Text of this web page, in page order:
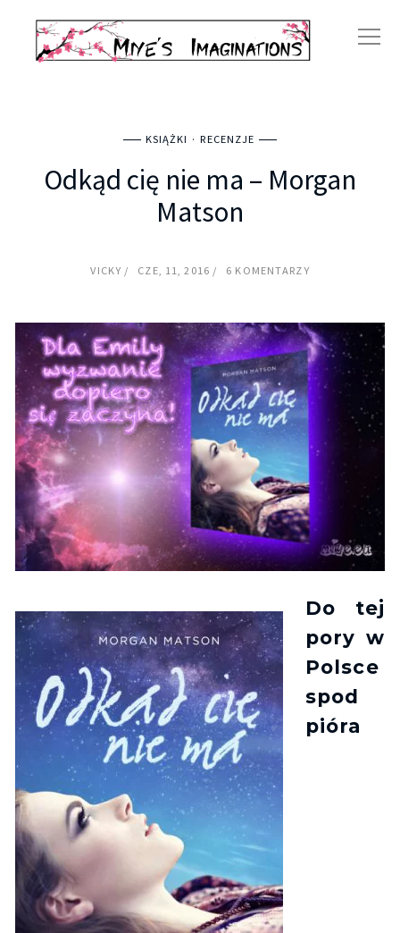
KSIĄŻKI RECENZJE
Odkąd cię nie ma – Morgan
Matson
VICKY CZE, 11, 2016 6 KOMENTARZY
Do tej
pory w
Polsce
spod
pióra